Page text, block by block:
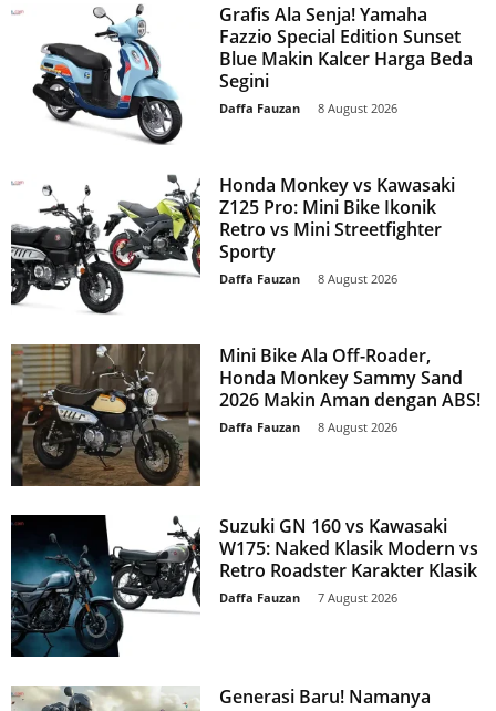
Grafis Ala Senja! Yamaha
Fazzio Special Edition Sunset
Blue Makin Kalcer Harga Beda
Segini
Daffa Fauzan 8 August 2026
Honda Monkey vs Kawasaki
Z125 Pro: Mini Bike Ikonik
Retro vs Mini Streetfighter
Sporty
Daffa Fauzan 8 August 2026
Mini Bike Ala Off-Roader,
Honda Monkey Sammy Sand
2026 Makin Aman dengan ABS!
Daffa Fauzan 8 August 2026
Suzuki GN 160 vs Kawasaki
W175: Naked Klasik Modern vs
Retro Roadster Karakter Klasik
Daffa Fauzan 7 August 2026
Generasi Baru! Namanya